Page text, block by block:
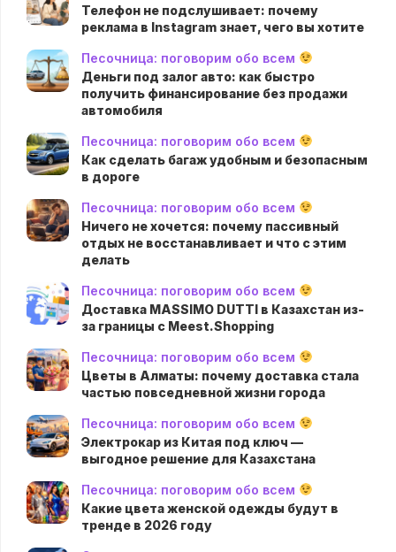
Телефон не подслушивает: почему
реклама в Instagram знает, чего вы хотите
Песочница: поговорим обо всем
Деньги под залог авто: как быстро
получить финансирование без продажи
автомобиля
Песочница: поговорим обо всем
Как сделать багаж удобным и безопасным
в дороге
Песочница: поговорим обо всем
Ничего не хочется: почему пассивный
отдых не восстанавливает и что с этим
делать
Песочница: поговорим обо всем
Доставка MASSIMO DUTTI в Казахстан из-
за границы с Meest.Shopping
Песочница: поговорим обо всем
Цветы в Алматы: почему доставка стала
частью повседневной жизни города
Песочница: поговорим обо всем
Электрокар из Китая под ключ —
выгодное решение для Казахстана
Песочница: поговорим обо всем
Какие цвета женской одежды будут в
тренде в 2026 году